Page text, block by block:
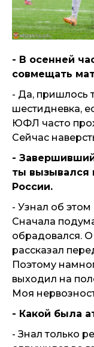
- В осенней
совмещать
- Да, пришлось
шестидневка,
ЮФЛ часто
Сейчас
-
ты вызывался
России.
- Узнал об
Сначала
обрадовался.
рассказал
Поэтому
выходил на
Моя
- Какой была
- Знал только